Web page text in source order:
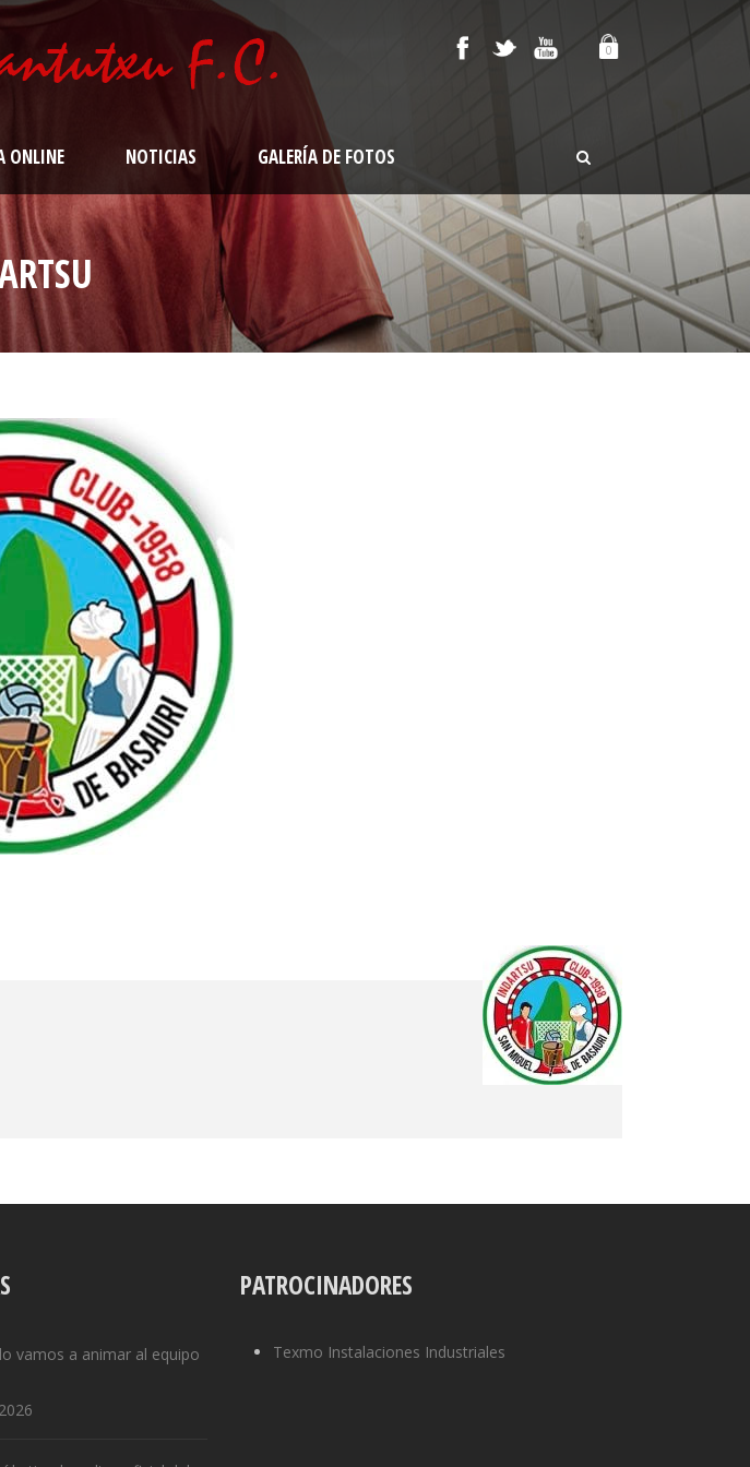
0
ONLINE NOTICIAS GALERÍA DE FOTOS
vamos a animar al equipo
PATROCINADORES
Texmo Instalaciones Industriales